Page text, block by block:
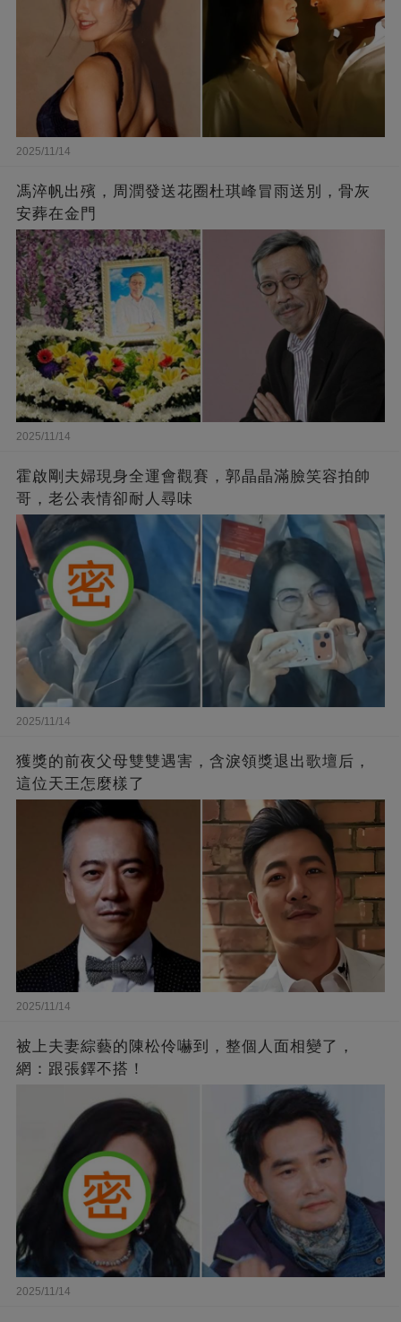
2025/11/14
馮淬帆出殯，周潤發送花圈杜琪峰冒雨送別，骨灰
安葬在金門
2025/11/14
霍啟剛夫婦現身全運會觀賽，郭晶晶滿臉笑容拍帥
哥，老公表情卻耐人尋味
2025/11/14
獲獎的前夜父母雙雙遇害，含淚領獎退出歌壇后，
這位天王怎麼樣了
2025/11/14
被上夫妻綜藝的陳松伶嚇到，整個人面相變了，
網：跟張鐸不搭！
2025/11/14